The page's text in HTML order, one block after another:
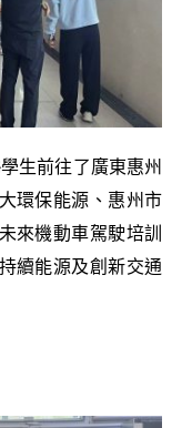
生前往了廣東惠州
環保能源、惠州市
來機動車駕駛培訓
續能源及創新交通